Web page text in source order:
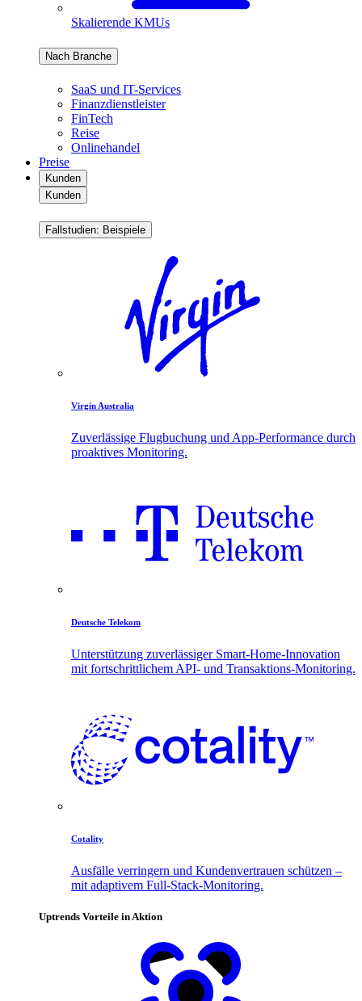
Skalierende KMUs
Nach Branche
SaaS und IT-Services
Finanzdienstleister
FinTech
Reise
Onlinehandel
Preise
Kunden
Kunden
Fallstudien: Beispiele
Virgin Australia
Zuverlässige Flugbuchung und App-Performance durch
proaktives Monitoring.
Deutsche Telekom
Unterstützung zuverlässiger Smart-Home-Innovation
mit fortschrittlichem API- und Transaktions-Monitoring.
Cotality
Ausfälle verringern und Kundenvertrauen schützen –
mit adaptivem Full-Stack-Monitoring.
Uptrends Vorteile in Aktion